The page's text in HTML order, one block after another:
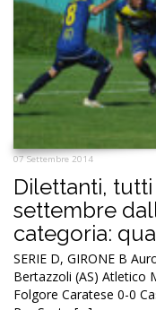
07 Settembre 2014
Dilettanti,
settembre
categoria:
SERIE D, GIRONE B
Bertazzoli (AS) Atletico
Folgore Caratese 0-0